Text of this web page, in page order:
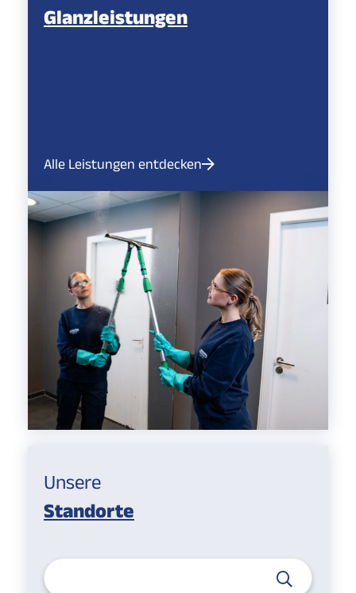
Glanzleistungen
Alle Leistungen entdecken
Unsere
Standorte